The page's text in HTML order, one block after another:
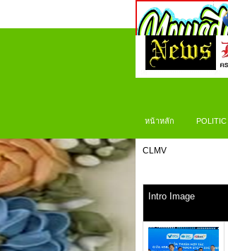
หน้าหลัก POLITIC
CLMV
Intro Image